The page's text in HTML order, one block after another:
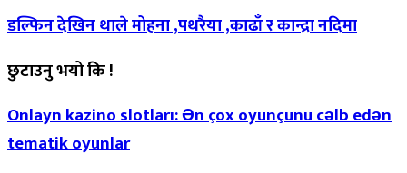
डल्फिन देखिन थाले मोहना ,पथरैया ,काढाँ र कान्द्रा नदिमा
छुटाउनु भयो कि !
Onlayn kazino slotları: Ən çox oyunçunu cəlb edən
tematik oyunlar